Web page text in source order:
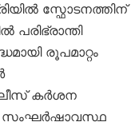
സ്ഫോടനത്തിന്
പരിഭ്രാന്തി
രൂപമാറ്റം
കർശന
സംഘർഷാവസ്ഥ